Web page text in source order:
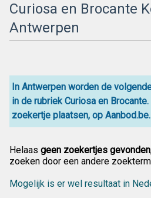
Curiosa en Brocante
Antwerpen
In Antwerpen worden de
in de rubriek Curiosa en
zoekertje plaatsen, op Aanbod.be.
Helaas geen zoekertjes gevonden
zoeken door een andere
Mogelijk is er wel resultaat in